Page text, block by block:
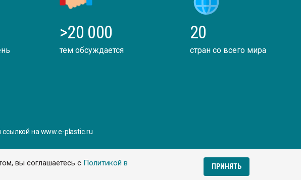
вы соглашаетесь с Политикой в
ПРИНЯТЬ
>20 000
тем обсуждается
20
стран со всего мира
ссылкой на www.e-plastic.ru